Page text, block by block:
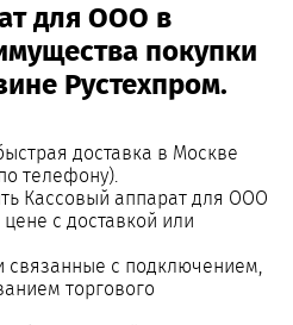
для ООО в
покупки
Рустехпром.
доставка в Москве
телефону).
Кассовый аппарат для ООО
с доставкой или
связанные с подключением,
торгового